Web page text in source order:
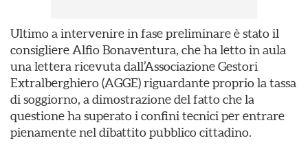
Ultimo a intervenire in fase preliminare è stato il
consigliere Alfio Bonaventura, che ha letto in aula
una lettera ricevuta dall’Associazione Gestori
Extralberghiero (AGGE) riguardante proprio la tassa
di soggiorno, a dimostrazione del fatto che la
questione ha superato i confini tecnici per entrare
pienamente nel dibattito pubblico cittadino.